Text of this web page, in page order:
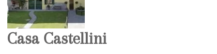
Casa Castellini